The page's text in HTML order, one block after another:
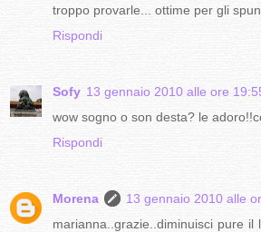
troppo provarle... ottime per gli
Rispondi
Sofy 13 gennaio 2010 alle ore
wow sogno o son desta? le
Rispondi
Morena
13 gennaio 2010 alle
marianna..grazie..diminuisci pure